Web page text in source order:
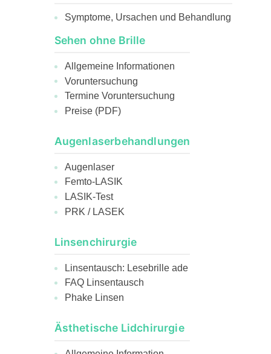
Symptome, Ursachen und Behandlung
Sehen ohne Brille
Allgemeine Informationen
Voruntersuchung
Termine Voruntersuchung
Preise (PDF)
Augenlaserbehandlungen
Augenlaser
Femto-LASIK
LASIK-Test
PRK / LASEK
Linsenchirurgie
Linsentausch: Lesebrille ade
FAQ Linsentausch
Phake Linsen
Ästhetische Lidchirurgie